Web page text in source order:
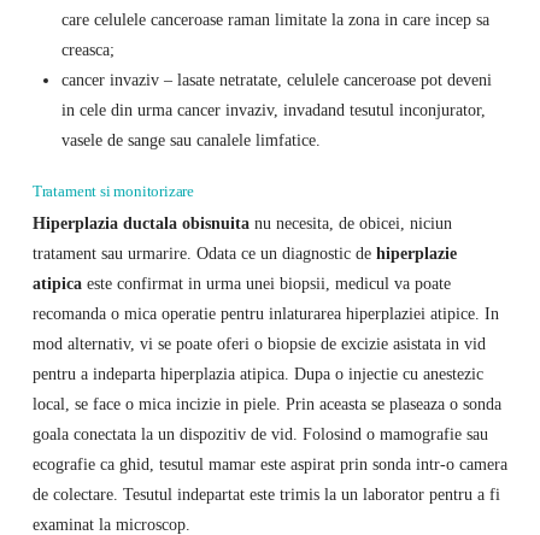
care celulele canceroase raman limitate la zona in care incep sa
creasca;
cancer invaziv – lasate netratate, celulele canceroase pot deveni
in cele din urma cancer invaziv, invadand tesutul inconjurator,
vasele de sange sau canalele limfatice.
Tratament si monitorizare
Hiperplazia ductala obisnuitanu necesita, de obicei, niciun
tratament sau urmarire. Odata ce un diagnostic de hiperplazie
atipicaeste confirmat in urma unei biopsii, medicul va poate
recomanda o mica operatie pentru inlaturarea hiperplaziei atipice. In
mod alternativ, vi se poate oferi o biopsie de excizie asistata in vid
pentru a indeparta hiperplazia atipica. Dupa o injectie cu anestezic
local, se face o mica incizie in piele. Prin aceasta se plaseaza o sonda
goala conectata la un dispozitiv de vid. Folosind o mamografie sau
ecografie ca ghid, tesutul mamar este aspirat prin sonda intr-o camera
de colectare. Tesutul indepartat este trimis la un laborator pentru a fi
examinat la microscop.